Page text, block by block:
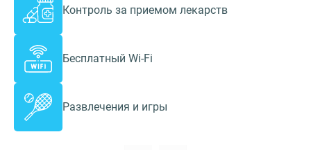
Контроль за приемом лекарств
Бесплатный Wi-Fi
Развлечения и игры